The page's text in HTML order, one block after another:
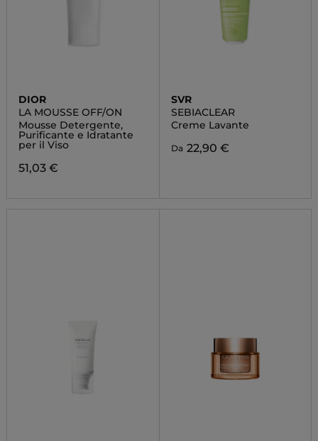
DIOR
LA MOUSSE OFF/ON
Mousse Detergente,
Purificante e Idratante
per il Viso
51,03 €
SVR
SEBIACLEAR
Creme Lavante
Da 22,90 €